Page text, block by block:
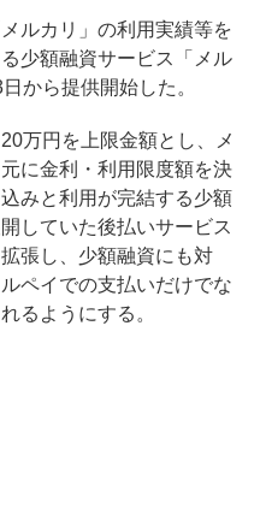
ルカリ」の利用実績等を
少額融資サービス「メル
から提供開始した。
万円を上限金額とし、メ
に金利・利用限度額を決
みと利用が完結する少額
していた後払いサービス
張し、少額融資にも対
ペイでの支払いだけでな
るようにする。